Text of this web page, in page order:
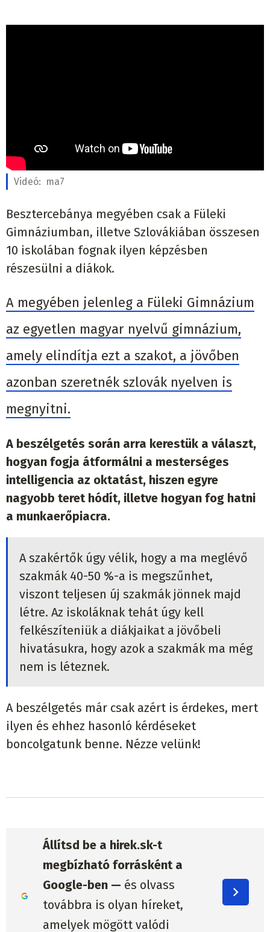
Videó: ma7
Besztercebánya megyében csak a Füleki
Gimnáziumban, illetve Szlovákiában összesen
10 iskolában fognak ilyen képzésben
részesülni a diákok.
A megyében jelenleg a Füleki Gimnázium
az egyetlen magyar nyelvű gimnázium,
amely elindítja ezt a szakot, a jövőben
azonban szeretnék szlovák nyelven is
megnyitni.
A beszélgetés során arra kerestük a választ,
hogyan fogja átformálni a mesterséges
intelligencia az oktatást, hiszen egyre
nagyobb teret hódít, illetve hogyan fog hatni
a munkaerőpiacra.
A szakértők úgy vélik, hogy a ma meglévő
szakmák 40-50 %-a is megszűnhet,
viszont teljesen új szakmák jönnek majd
létre. Az iskoláknak tehát úgy kell
felkészíteniük a diákjaikat a jövőbeli
hivatásukra, hogy azok a szakmák ma még
nem is léteznek.
A beszélgetés már csak azért is érdekes, mert
ilyen és ehhez hasonló kérdéseket
boncolgatunk benne. Nézze velünk!
Állítsd be a hirek.sk-t
megbízható forrásként a
Google-ben — és olvass
továbbra is olyan híreket,
amelyek mögött valódi